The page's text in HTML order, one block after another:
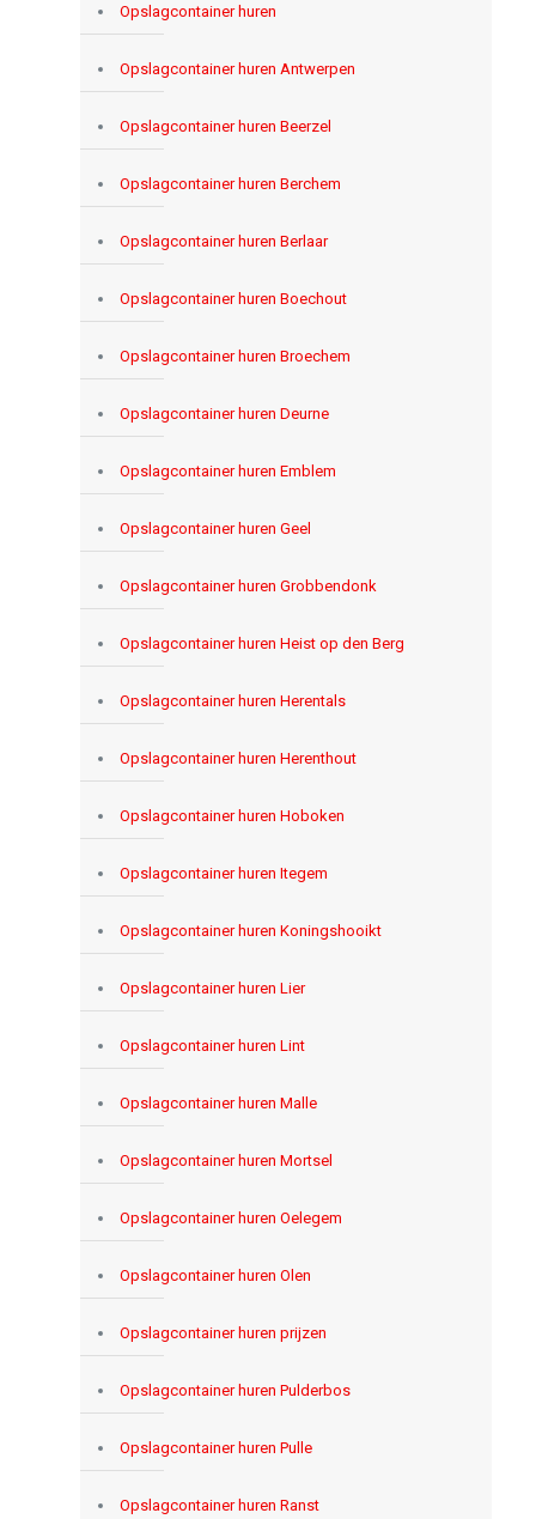
Opslagcontainer huren
Opslagcontainer huren Antwerpen
Opslagcontainer huren Beerzel
Opslagcontainer huren Berchem
Opslagcontainer huren Berlaar
Opslagcontainer huren Boechout
Opslagcontainer huren Broechem
Opslagcontainer huren Deurne
Opslagcontainer huren Emblem
Opslagcontainer huren Geel
Opslagcontainer huren Grobbendonk
Opslagcontainer huren Heist op den Berg
Opslagcontainer huren Herentals
Opslagcontainer huren Herenthout
Opslagcontainer huren Hoboken
Opslagcontainer huren Itegem
Opslagcontainer huren Koningshooikt
Opslagcontainer huren Lier
Opslagcontainer huren Lint
Opslagcontainer huren Malle
Opslagcontainer huren Mortsel
Opslagcontainer huren Oelegem
Opslagcontainer huren Olen
Opslagcontainer huren prijzen
Opslagcontainer huren Pulderbos
Opslagcontainer huren Pulle
Opslagcontainer huren Ranst